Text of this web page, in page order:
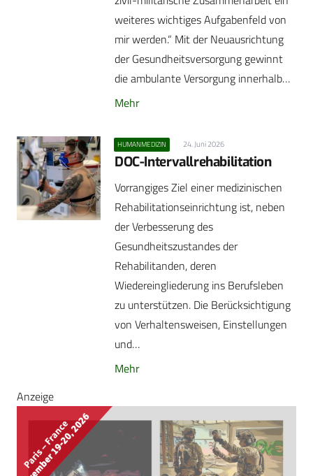
weiteres wichtiges Aufgabenfeld von
mir werden.“ Mit der Neuausrichtung
der Gesundheitsversorgung gewinnt
die ambulante Versorgung innerhalb…
Mehr
HUMANMEDIZIN 24. Juni 2026
DOC-Intervallrehabilitation
Vorrangiges Ziel einer medizinischen
Rehabilitationseinrichtung ist, neben
der Verbesserung des
Gesundheitszustandes der
Rehabilitanden, deren
Wiedereingliederung ins Berufsleben
zu unterstützen. Die Berücksichtigung
von Verhaltensweisen, Einstellungen
und…
Mehr
Anzeige